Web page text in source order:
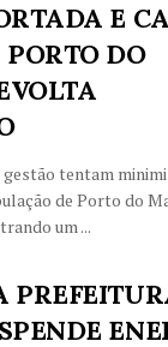
E
DO
tentam
de Porto do
um ...